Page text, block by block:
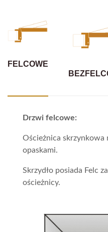
FELCOWE
Drzwi felcowe:
Ościeżnica skrzynkowa
opaskami.
Skrzydło posiada Felc
ościeżnicy.